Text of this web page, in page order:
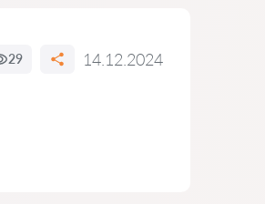
29 14.12.2024